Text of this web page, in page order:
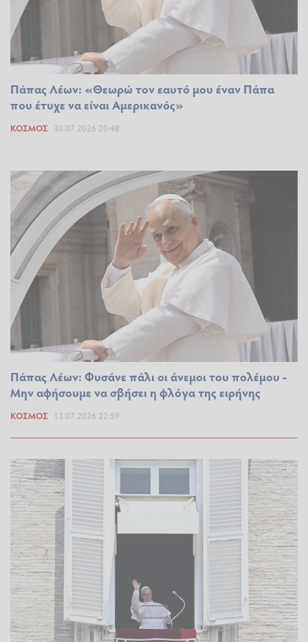
Πάπας Λέων: «Θεωρώ τον εαυτό μου έναν Πάπα
που έτυχε να είναι Αμερικανός»
ΚΌΣΜΟΣ 30.07.2026 20:48
Πάπας Λέων: Φυσάνε πάλι οι άνεμοι του πολέμου -
Μην αφήσουμε να σβήσει η φλόγα της ειρήνης
ΚΌΣΜΟΣ 13.07.2026 22:59